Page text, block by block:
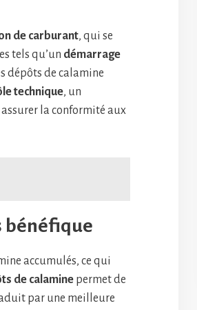
de carburant, qui se
tels qu’un démarrage
dépôts de calamine
technique, un
la conformité aux
bénéfique
accumulés, ce qui
de calamine permet de
par une meilleure